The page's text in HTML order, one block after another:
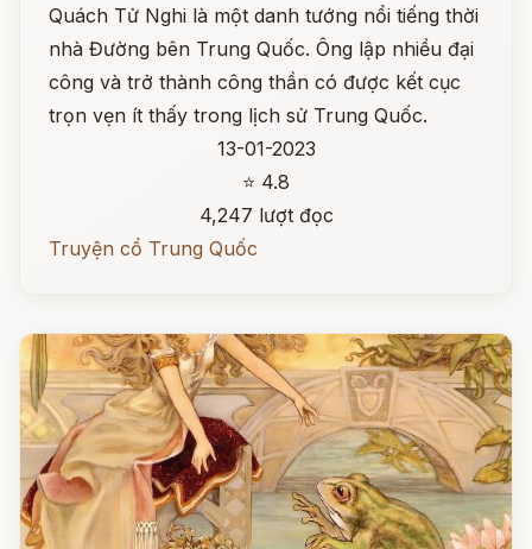
Quách Tử Nghi là một danh tướng nổi tiếng thời
nhà Đường bên Trung Quốc. Ông lập nhiều đại
công và trở thành công thần có được kết cục
trọn vẹn ít thấy trong lịch sử Trung Quốc.
13-01-2023
⭐ 4.8
4,247 lượt đọc
Truyện cổ Trung Quốc